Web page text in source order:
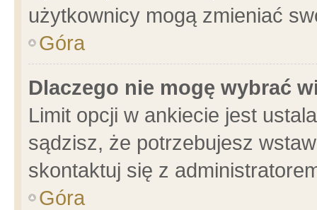
użytkownicy mogą zmieniać
Góra
Dlaczego nie mogę wybrać
Limit opcji w ankiecie jest
sądzisz, że potrzebujesz
skontaktuj się z
Góra